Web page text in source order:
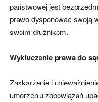
państwowej jest
prawo dysponować swoją
swoim dłużnikom.
Wykluczenie prawa do
Zaskarżenie i
umorzeniu zobowiązań